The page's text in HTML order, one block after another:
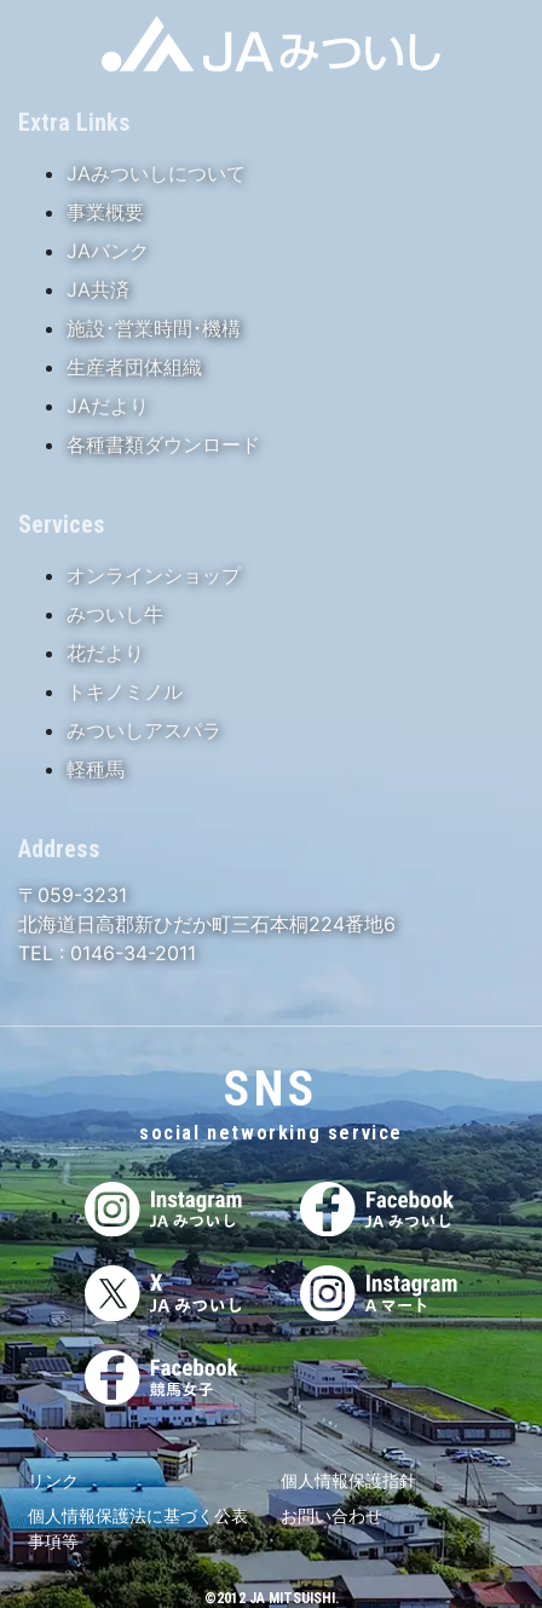
Extra Links
JAみついしについて
事業概要
JAバンク
JA共済
施設･営業時間･機構
生産者団体組織
JAだより
各種書類ダウンロード
Services
オンラインショップ
みついし牛
花だより
トキノミノル
みついしアスパラ
軽種馬
Address
〒059-3231
北海道日高郡新ひだか町三石本桐224番地6
TEL : 0146-34-2011
SNS
social networking service
リンク
個人情報保護指針
個人情報保護法に基づく公表
事項等
お問い合わせ
©2012 JA MITSUISHI.